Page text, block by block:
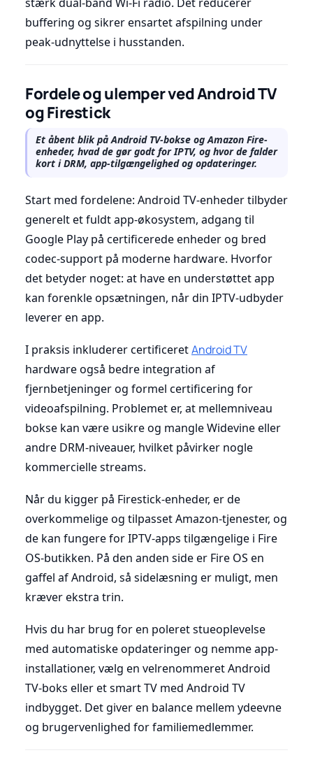
buffering og sikrer ensartet afspilning under
peak-udnyttelse i husstanden.
Fordele og ulemper ved Android TV
og Firestick
Et åbent blik på Android TV-bokse og Amazon Fire-
enheder, hvad de gør godt for IPTV, og hvor de falder
kort i DRM, app-tilgængelighed og opdateringer.
Start med fordelene: Android TV-enheder tilbyder
generelt et fuldt app-økosystem, adgang til
Google Play på certificerede enheder og bred
codec-support på moderne hardware. Hvorfor
det betyder noget: at have en understøttet app
kan forenkle opsætningen, når din IPTV-udbyder
leverer en app.
I praksis inkluderer certificeretAndroid TV
hardware også bedre integration af
fjernbetjeninger og formel certificering for
videoafspilning. Problemet er, at mellemniveau
bokse kan være usikre og mangle Widevine eller
andre DRM-niveauer, hvilket påvirker nogle
kommercielle streams.
Når du kigger på Firestick-enheder, er de
overkommelige og tilpasset Amazon-tjenester, og
de kan fungere for IPTV-apps tilgængelige i Fire
OS-butikken. På den anden side er Fire OS en
gaffel af Android, så sidelæsning er muligt, men
kræver ekstra trin.
Hvis du har brug for en poleret stueoplevelse
med automatiske opdateringer og nemme app-
installationer, vælg en velrenommeret Android
TV-boks eller et smart TV med Android TV
indbygget. Det giver en balance mellem ydeevne
og brugervenlighed for familiemedlemmer.